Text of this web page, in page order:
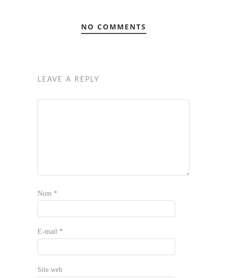
NO COMMENTS
LEAVE A REPLY
Nom *
E-mail *
Site web